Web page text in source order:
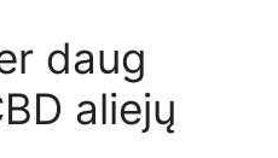
daug
aliejų